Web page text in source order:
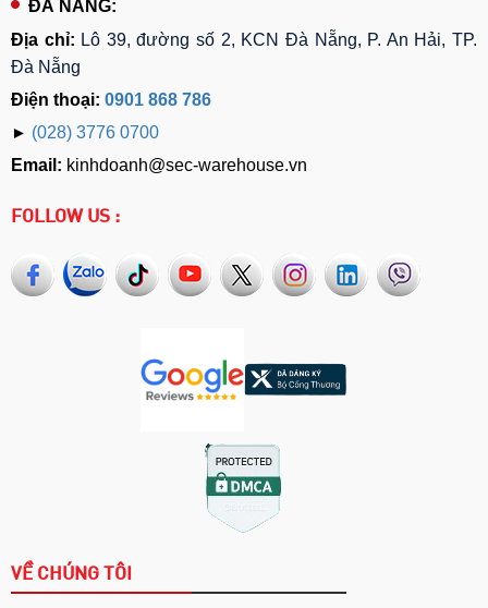
ĐÀ NẴNG:
Địa chỉ: Lô 39, đường số 2, KCN Đà Nẵng, P. An Hải, TP.
Đà Nẵng
Điện thoại: 0901 868 786
► (028) 3776 0700
Email: kinhdoanh@sec-warehouse.vn
FOLLOW US :
VỀ CHÚNG TÔI